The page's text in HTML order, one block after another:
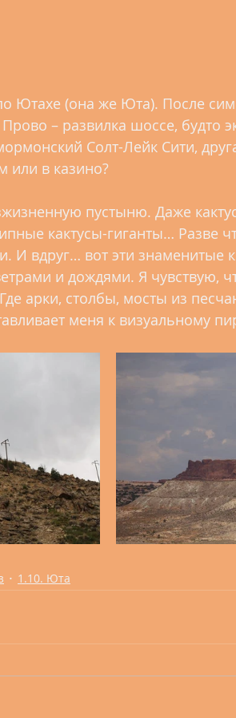
Ютахе (она же Юта). После
– развилка шоссе, будто
Солт-Лейк Сити,
или в казино?
пустыню. Даже
кактусы-гиганты… Разве
И вдруг… вот эти знаменитые
и дождями. Я чувствую,
арки, столбы, мосты из
меня к визуальному
1.10. Юта